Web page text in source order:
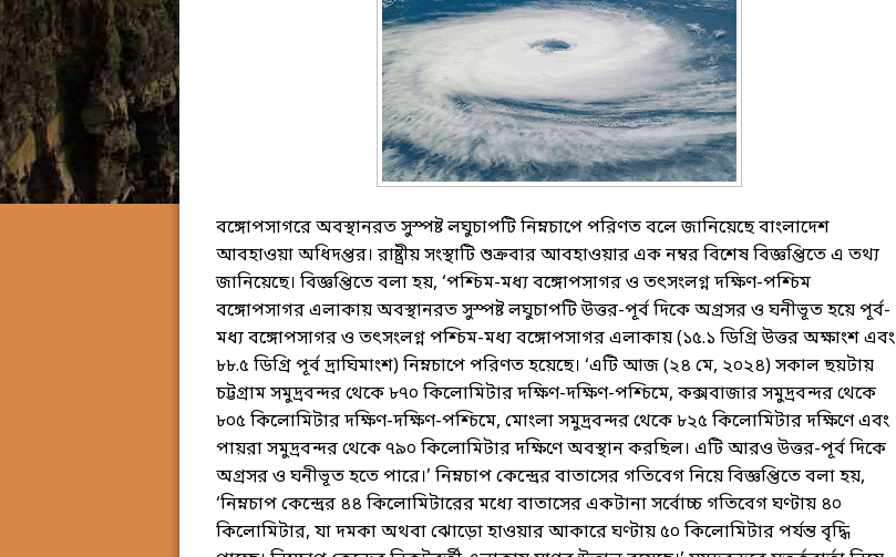
বঙ্গোপসাগরে অবস্থানরত সুস্পষ্ট লঘুচাপটি নিম্নচাপে পরিণত বলে জানিয়েছে বাংলাদেশ
আবহাওয়া অধিদপ্তর। রাষ্ট্রীয় সংস্থাটি শুক্রবার আবহাওয়ার এক নম্বর বিশেষ বিজ্ঞপ্তিতে এ তথ্য
জানিয়েছে। বিজ্ঞপ্তিতে বলা হয়, ‘পশ্চিম-মধ্য বঙ্গোপসাগর ও তৎসংলগ্ন দক্ষিণ-পশ্চিম
বঙ্গোপসাগর এলাকায় অবস্থানরত সুস্পষ্ট লঘুচাপটি উত্তর-পূর্ব দিকে অগ্রসর ও ঘনীভূত হয়ে পূর্ব-
মধ্য বঙ্গোপসাগর ও তৎসংলগ্ন পশ্চিম-মধ্য বঙ্গোপসাগর এলাকায় (১৫.১ ডিগ্রি উত্তর অক্ষাংশ এবং
৮৮.৫ ডিগ্রি পূর্ব দ্রাঘিমাংশ) নিম্নচাপে পরিণত হয়েছে। ‘এটি আজ (২৪ মে, ২০২৪) সকাল ছয়টায়
চট্টগ্রাম সমুদ্রবন্দর থেকে ৮৭০ কিলোমিটার দক্ষিণ-দক্ষিণ-পশ্চিমে, কক্সবাজার সমুদ্রবন্দর থেকে
৮০৫ কিলোমিটার দক্ষিণ-দক্ষিণ-পশ্চিমে, মোংলা সমুদ্রবন্দর থেকে ৮২৫ কিলোমিটার দক্ষিণে এবং
পায়রা সমুদ্রবন্দর থেকে ৭৯০ কিলোমিটার দক্ষিণে অবস্থান করছিল। এটি আরও উত্তর-পূর্ব দিকে
অগ্রসর ও ঘনীভূত হতে পারে।’ নিম্নচাপ কেন্দ্রের বাতাসের গতিবেগ নিয়ে বিজ্ঞপ্তিতে বলা হয়,
‘নিম্নচাপ কেন্দ্রের ৪৪ কিলোমিটারের মধ্যে বাতাসের একটানা সর্বোচ্চ গতিবেগ ঘণ্টায় ৪০
কিলোমিটার, যা দমকা অথবা ঝোড়ো হাওয়ার আকারে ঘণ্টায় ৫০ কিলোমিটার পর্যন্ত বৃদ্ধি